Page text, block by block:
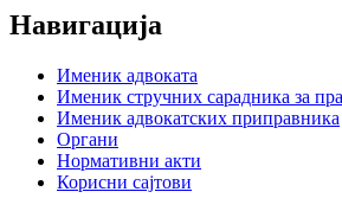
Навигација
Именик адвоката
Именик стручних сарадника за
Именик адвокатских приправника
Органи
Нормативни акти
Корисни сајтови